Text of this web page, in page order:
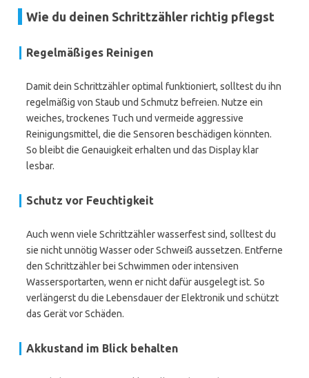
Wie du deinen Schrittzähler richtig pflegst
Regelmäßiges Reinigen
Damit dein Schrittzähler optimal funktioniert, solltest du ihn
regelmäßig von Staub und Schmutz befreien. Nutze ein
weiches, trockenes Tuch und vermeide aggressive
Reinigungsmittel, die die Sensoren beschädigen könnten.
So bleibt die Genauigkeit erhalten und das Display klar
lesbar.
Schutz vor Feuchtigkeit
Auch wenn viele Schrittzähler wasserfest sind, solltest du
sie nicht unnötig Wasser oder Schweiß aussetzen. Entferne
den Schrittzähler bei Schwimmen oder intensiven
Wassersportarten, wenn er nicht dafür ausgelegt ist. So
verlängerst du die Lebensdauer der Elektronik und schützt
das Gerät vor Schäden.
Akkustand im Blick behalten